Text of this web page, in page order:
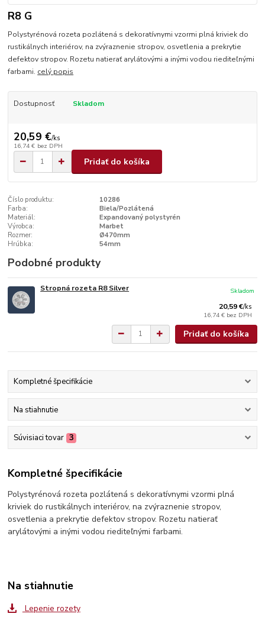
R8 G
Polystyrénová rozeta pozlátená s dekoratívnymi vzormi plná kriviek do
rustikálnych interiérov, na zvýraznenie stropov, osvetlenia a prekrytie
defektov stropov. Rozetu natierať arylátovými a inými vodou riediteľnými
farbami. celý popis
Dostupnosť Skladom
20,59 €/ks
16,74 € bez DPH
Pridať do košíka
Číslo produktu:
10286
Farba:
Biela/Pozlátená
Materiál:
Expandovaný polystyrén
Výrobca:
Marbet
Rozmer:
Ø470mm
Hrúbka:
54mm
Podobné produkty
Stropná rozeta R8 Silver
20,59 €/ks
16,74 € bez DPH
Skladom
Pridať do košíka
Kompletné špecifikácie
Na stiahnutie
Súvisiaci tovar 3
Kompletné špecifikácie
Polystyrénová rozeta pozlátená s dekoratívnymi vzormi plná
kriviek do rustikálnych interiérov, na zvýraznenie stropov,
osvetlenia a prekrytie defektov stropov. Rozetu natierať
arylátovými a inými vodou riediteľnými farbami.
Na stiahnutie
Lepenie rozety